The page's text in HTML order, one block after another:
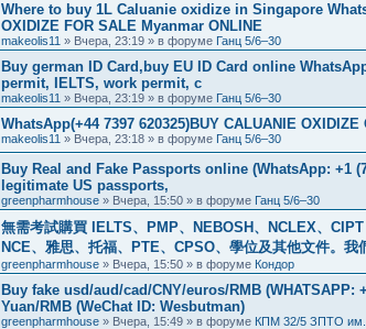
Where to buy 1L Caluanie oxidize in Singapore
OXIDIZE FOR SALE Myanmar ONLINE
makeolis11 » Вчера, 23:19 » в форуме Ганц 5/6–30
Buy german ID Card,buy EU ID Card online
permit, IELTS, work permit, c
makeolis11 » Вчера, 23:19 » в форуме Ганц 5/6–30
WhatsApp(+44 7397 620325)BUY CALUANIE
makeolis11 » Вчера, 23:18 » в форуме Ганц 5/6–30
Buy Real and Fake Passports online (WhatsApp: +1
legitimate US passports,
greenpharmhouse » Вчера, 15:50 » в форуме Ганц 5/6–30
無需考試購買 IELTS、PMP、NEBOSH、NCLEX、
NCE、雅思、托福、PTE、CPSO、學位及其他文件。
greenpharmhouse » Вчера, 15:50 » в форуме Кондор
Buy fake usd/aud/cad/CNY/euros/RMB (WHATSAPP:
Yuan/RMB (WeChat ID: Wesbutman)
greenpharmhouse » Вчера, 15:49 » в форуме КПМ 32/5 ЗПТО им.